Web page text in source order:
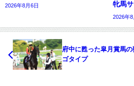
2026年8月6日
牝馬
2026年8
府中に甦った皐月賞馬
ゴタイプ